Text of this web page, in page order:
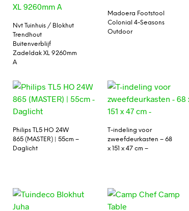
Nvt Tuinhuis / Blokhut
Trendhout
Buitenverblijf
Zadeldak XL 9260mm
A
Madoera Footstool
Colonial 4-Seasons
Outdoor
Philips TL5 HO 24W
865 (MASTER) | 55cm –
Daglicht
T-indeling voor
zweefdeurkasten – 68
x 151 x 47 cm –